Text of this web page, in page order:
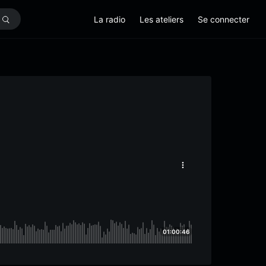
La radio Les ateliers Se connecter
01:00:46